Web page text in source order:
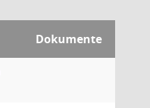
Dokumente